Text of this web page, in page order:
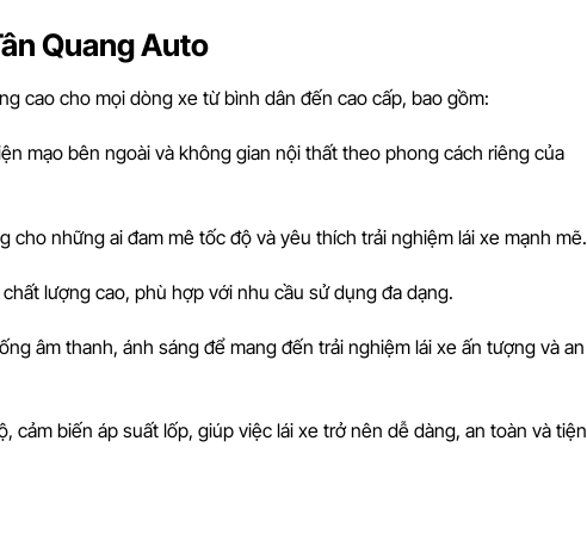
Quang Auto
cao cho mọi dòng xe từ bình dân đến cao cấp, bao gồm:
mạo bên ngoài và không gian nội thất theo phong cách riêng của
cho những ai đam mê tốc độ và yêu thích trải nghiệm lái xe mạnh mẽ.
lượng cao, phù hợp với nhu cầu sử dụng đa dạng.
âm thanh, ánh sáng để mang đến trải nghiệm lái xe ấn tượng và an
cảm biến áp suất lốp, giúp việc lái xe trở nên dễ dàng, an toàn và tiện